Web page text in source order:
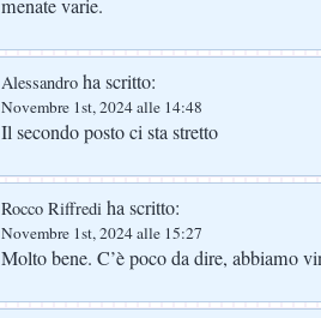
menate varie.
Alessandro ha scritto:
Novembre 1st, 2024 alle 14:48
Il secondo posto ci sta stretto
Rocco Riffredi ha scritto:
Novembre 1st, 2024 alle 15:27
Molto bene. C’è poco da dire, abbiamo